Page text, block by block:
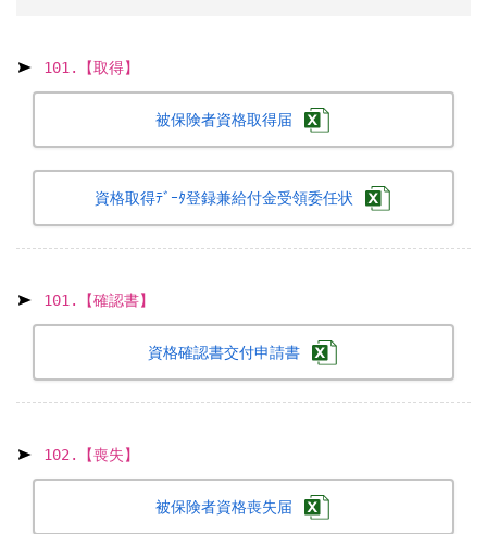
101.【取得】
被保険者資格取得届
資格取得ﾃﾞｰﾀ登録兼給付金受領委任状
101.【確認書】
資格確認書交付申請書
102.【喪失】
被保険者資格喪失届